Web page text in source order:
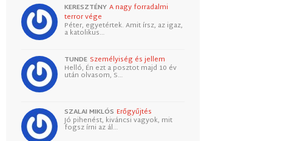
KERESZTÉNY A nagy forradalmi
terror vége
Péter, egyetértek. Amit írsz, az igaz,
a katolikus…
TUNDE Személyiség és jellem
Helló, Én ezt a posztot majd 10 év
után olvasom, S…
SZALAI MIKLÓS Erőgyűjtés
Jó pihenést, kiváncsi vagyok, mit
fogsz írni az ál…